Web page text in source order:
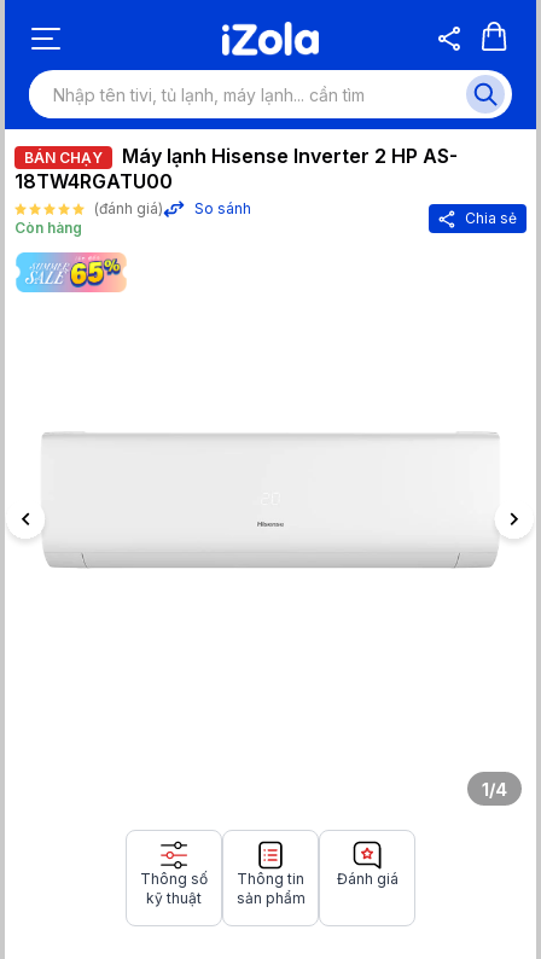
BÁN CHẠY
Máy lạnh Hisense Inverter 2 HP AS-
18TW4RGATU00
(đánh giá)
So sánh
Còn hàng
Chia sẻ
1/4
Thông số
kỹ thuật
Thông tin
sản phẩm
Đánh giá